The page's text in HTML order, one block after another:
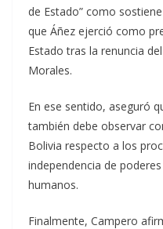
de Estado” como
que Áñez ejerció como
Estado tras la renuncia
Morales.
En ese sentido, aseguró
también debe observar
Bolivia respecto a los
independencia de
humanos.
Finalmente, Campero